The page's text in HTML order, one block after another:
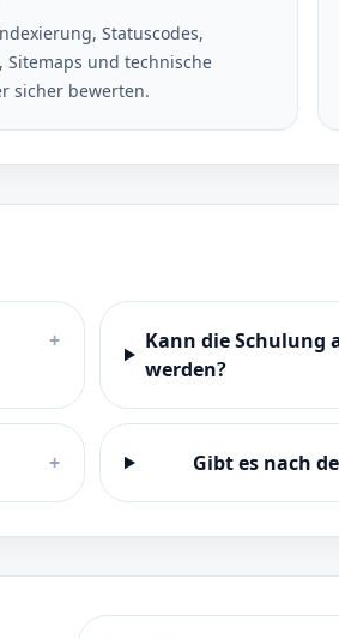
Statuscodes,
Sitemaps und technische
sicher bewerten.
+
Kann die Schulung
werden?
+ Gibt es nach